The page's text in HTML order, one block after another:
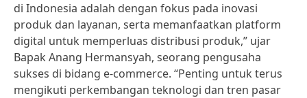
di Indonesia adalah dengan fokus pada inovasi
produk dan layanan, serta memanfaatkan platform
digital untuk memperluas distribusi produk,” ujar
Bapak Anang Hermansyah, seorang pengusaha
sukses di bidang e-commerce. “Penting untuk terus
mengikuti perkembangan teknologi dan tren pasar